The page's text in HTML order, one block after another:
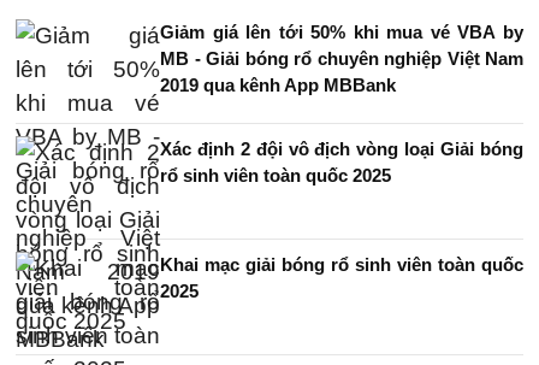
Giảm giá lên tới 50% khi mua vé VBA by
MB - Giải bóng rổ chuyên nghiệp Việt Nam
2019 qua kênh App MBBank
Xác định 2 đội vô địch vòng loại Giải bóng
rổ sinh viên toàn quốc 2025
Khai mạc giải bóng rổ sinh viên toàn quốc
2025